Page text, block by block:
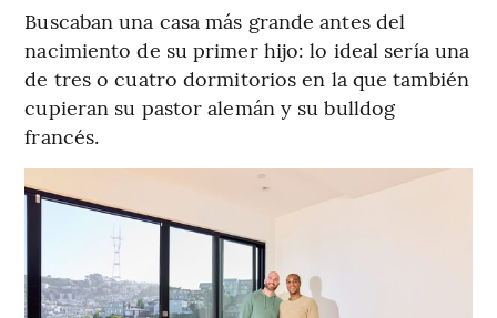
Buscaban una casa más grande antes del
nacimiento de su primer hijo: lo ideal sería una
de tres o cuatro dormitorios en la que también
cupieran su pastor alemán y su bulldog
francés.